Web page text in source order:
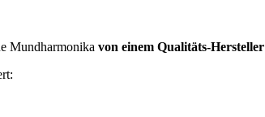
Mundharmonika von einem Qualitäts-Hersteller